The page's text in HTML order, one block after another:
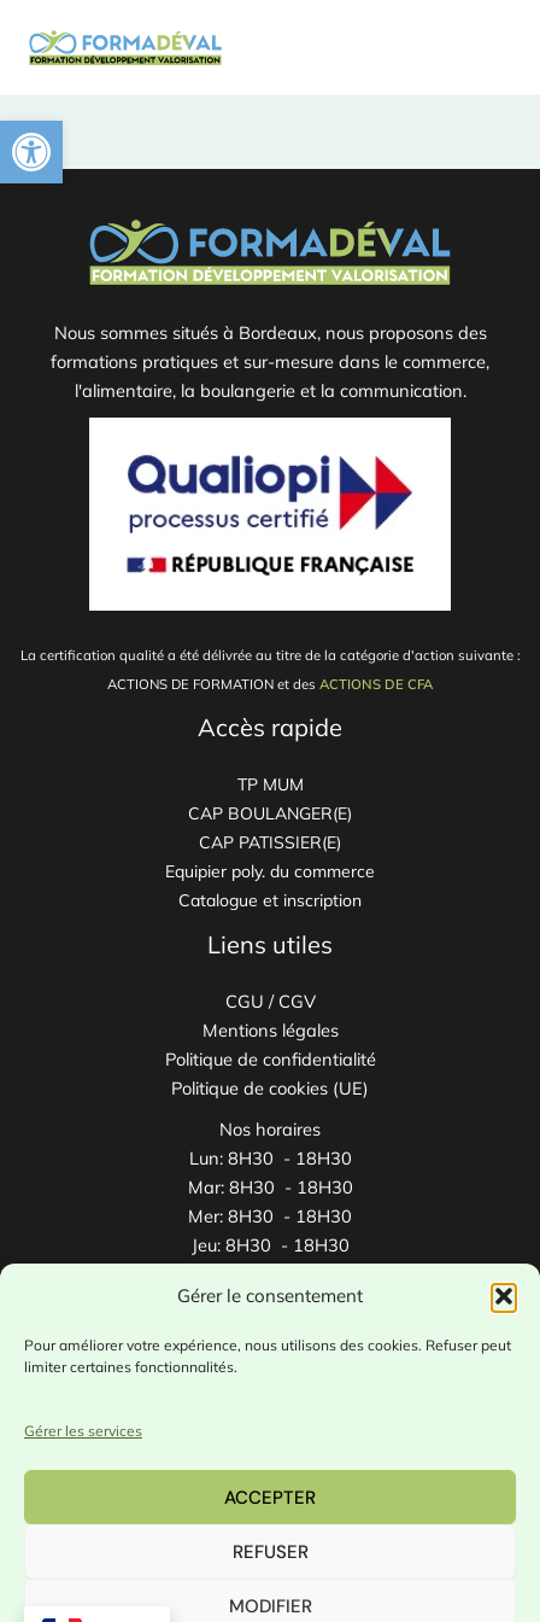
Ouvrir la barre d’outils
Gérer le consentement
Pour améliorer votre expérience, nous utilisons des cookies. Refuser peut
limiter certaines fonctionnalités.
Gérer les services
ACCEPTER
REFUSER
MODIFIER
contenu
Nous sommes situés à Bordeaux, nous proposons des
formations pratiques et sur-mesure dans le commerce,
l'alimentaire, la boulangerie et la communication.
La certification qualité a été délivrée au titre de la catégorie d'action suivante :
ACTIONS DE FORMATION et des ACTIONS DE CFA
Accès rapide
TP MUM
CAP BOULANGER(E)
CAP PATISSIER(E)
Equipier poly. du commerce
Catalogue et inscription
Liens utiles
CGU / CGV
Mentions légales
Politique de confidentialité
Politique de cookies (UE)
Nos horaires
Lun: 8H30 - 18H30
Mar: 8H30 - 18H30
Mer: 8H30 - 18H30
Jeu: 8H30 - 18H30
Sam: 8H30 - 12H30
Copyright © 2026Formadéval -
Organisme enregistré au n° 75 33 16679 33 auprès de